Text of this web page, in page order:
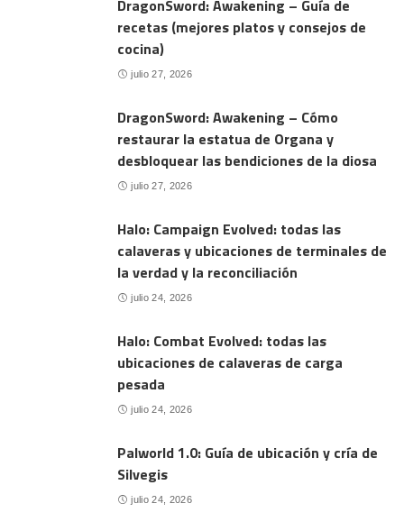
DragonSword: Awakening – Guía de
recetas (mejores platos y consejos de
cocina)
julio 27, 2026
DragonSword: Awakening – Cómo
restaurar la estatua de Organa y
desbloquear las bendiciones de la diosa
julio 27, 2026
Halo: Campaign Evolved: todas las
calaveras y ubicaciones de terminales de
la verdad y la reconciliación
julio 24, 2026
Halo: Combat Evolved: todas las
ubicaciones de calaveras de carga
pesada
julio 24, 2026
Palworld 1.0: Guía de ubicación y cría de
Silvegis
julio 24, 2026